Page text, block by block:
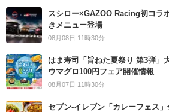
スシロー×GAZOO Racing初コラ
きメニュー登場
08月08日 11時30分
はま寿司「旨ねた夏祭り 第3弾」
ウマグロ100円フェア開催情報
08月07日 11時30分
セブン‐イレブン「カレーフェス